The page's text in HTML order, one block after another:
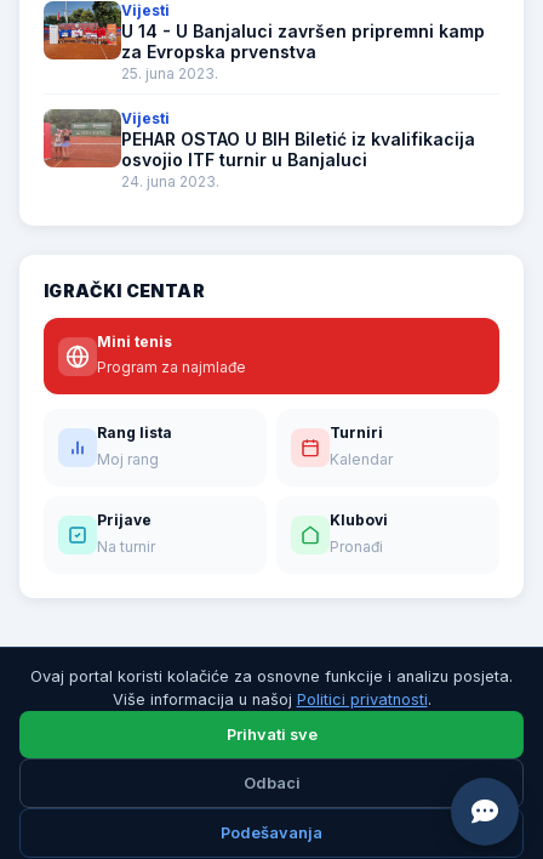
Vijesti
U 14 - U Banjaluci završen pripremni kamp
za Evropska prvenstva
25. juna 2023.
Vijesti
PEHAR OSTAO U BIH Biletić iz kvalifikacija
osvojio ITF turnir u Banjaluci
24. juna 2023.
IGRAČKI CENTAR
Mini tenis
Program za najmlađe
Rang lista
Moj rang
Turniri
Kalendar
Prijave
Na turnir
Klubovi
Pronađi
© 2026 Teniski savez Republike Srpske. Sva prava zadržana.
Politika privatnosti
Uslovi korišćenja
Ovaj portal koristi kolačiće za osnovne funkcije i analizu posjeta.
Više informacija u našoj Politici privatnosti.
Prihvati sve
Odbaci
Podešavanja